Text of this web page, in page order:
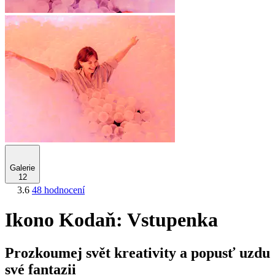
Galerie
12
3.6 48 hodnocení
Ikono Kodaň: Vstupenka
Prozkoumej svět kreativity a popusť uzdu
své fantazii